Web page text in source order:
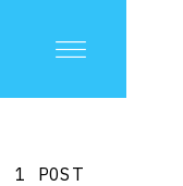
1 POST